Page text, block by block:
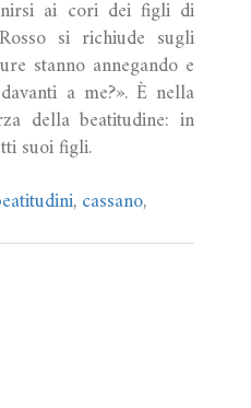
ai cori dei figli di
si richiude sugli
stanno annegando e
a me?». È nella
della beatitudine: in
suoi figli.
,cassano,